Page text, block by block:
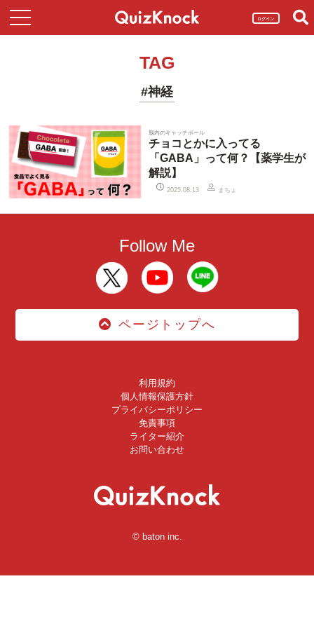
ログイン
TAG
#神経
脳内のキャッチボール
チョコとかに入ってる
「GABA」って何？【薬学生が
解説】
2025.08.13 まちょ
Follow Me
ページトップへ
利用規約
個人情報保護方針
プライバシーポリシー
免責事項
ライター紹介
お問い合わせ
© baton inc.